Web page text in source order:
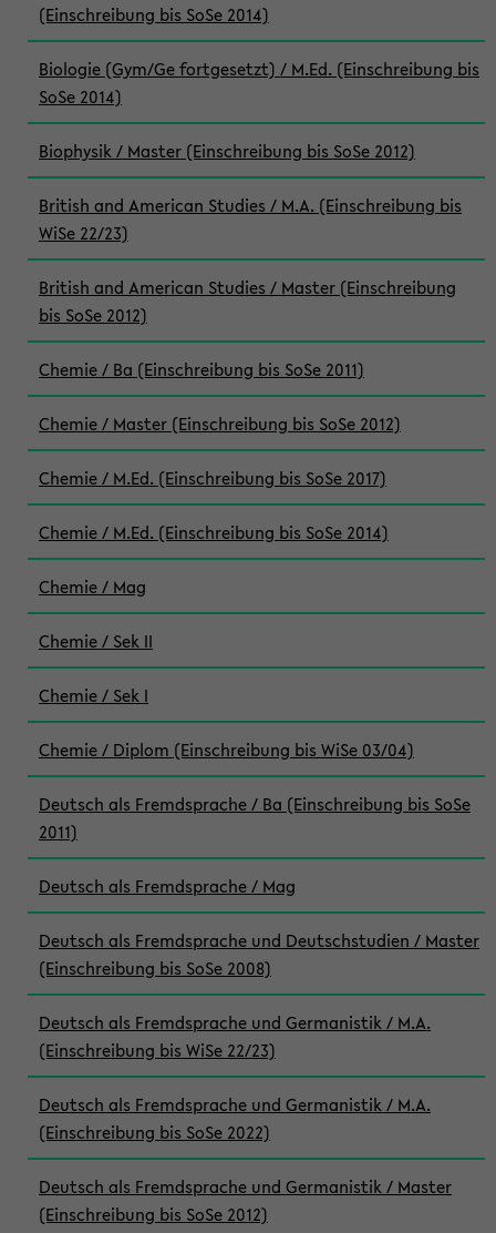
(Einschreibung bis SoSe 2014)
Biologie (Gym/Ge fortgesetzt) / M.Ed. (Einschreibung bis
SoSe 2014)
Biophysik / Master (Einschreibung bis SoSe 2012)
British and American Studies / M.A. (Einschreibung bis
WiSe 22/23)
British and American Studies / Master (Einschreibung
bis SoSe 2012)
Chemie / Ba (Einschreibung bis SoSe 2011)
Chemie / Master (Einschreibung bis SoSe 2012)
Chemie / M.Ed. (Einschreibung bis SoSe 2017)
Chemie / M.Ed. (Einschreibung bis SoSe 2014)
Chemie / Mag
Chemie / Sek II
Chemie / Sek I
Chemie / Diplom (Einschreibung bis WiSe 03/04)
Deutsch als Fremdsprache / Ba (Einschreibung bis SoSe
2011)
Deutsch als Fremdsprache / Mag
Deutsch als Fremdsprache und Deutschstudien / Master
(Einschreibung bis SoSe 2008)
Deutsch als Fremdsprache und Germanistik / M.A.
(Einschreibung bis WiSe 22/23)
Deutsch als Fremdsprache und Germanistik / M.A.
(Einschreibung bis SoSe 2022)
Deutsch als Fremdsprache und Germanistik / Master
(Einschreibung bis SoSe 2012)